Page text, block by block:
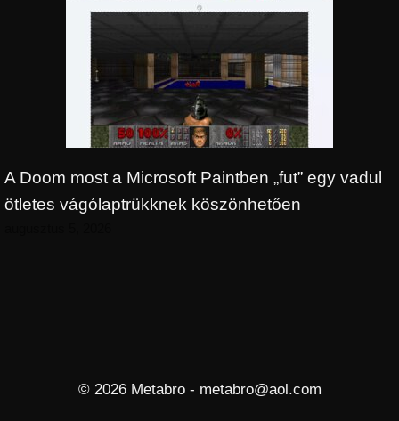
A Doom most a Microsoft Paintben „fut” egy vadul
ötletes vágólaptrükknek köszönhetően
© 2026 Metabro - metabro@aol.com